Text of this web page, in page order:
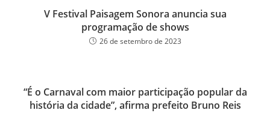
V Festival Paisagem Sonora anuncia sua
programação de shows
26 de setembro de 2023
“É o Carnaval com maior participação popular da
história da cidade”, afirma prefeito Bruno Reis